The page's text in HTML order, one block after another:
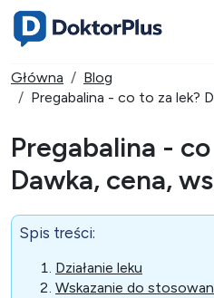
Główna
Blog
Pregabalina - co to za lek?
Pregabalina -
Dawka, cena,
Spis treści:
Działanie leku
Wskazanie do